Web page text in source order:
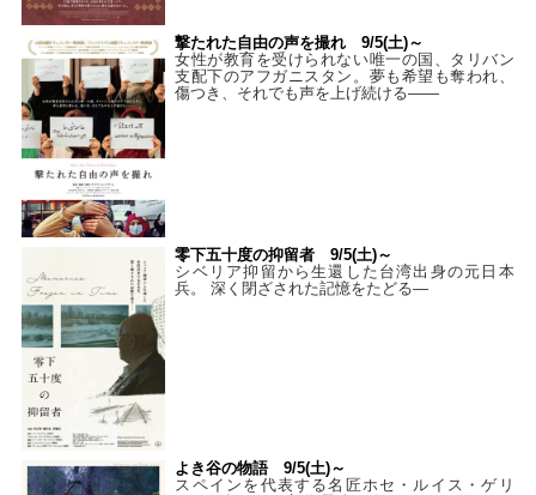
撃たれた自由の声を撮れ 9/5(土)～
女性が教育を受けられない唯一の国、タリバン
支配下のアフガニスタン。夢も希望も奪われ、
傷つき、それでも声を上げ続ける——
零下五十度の抑留者 9/5(土)～
シベリア抑留から生還した台湾出身の元日本
兵。 深く閉ざされた記憶をたどる—
よき谷の物語 9/5(土)～
スペインを代表する名匠ホセ・ルイス・ゲリ